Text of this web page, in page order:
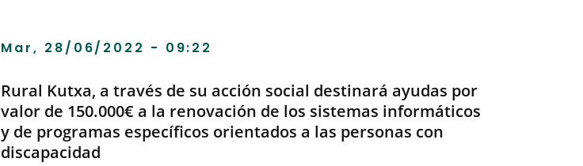
Mar, 28/06/2022 - 09:22
Rural Kutxa, a través de su acción social destinará ayudas por
valor de 150.000€ a la renovación de los sistemas informáticos
y de programas específicos orientados a las personas con
discapacidad